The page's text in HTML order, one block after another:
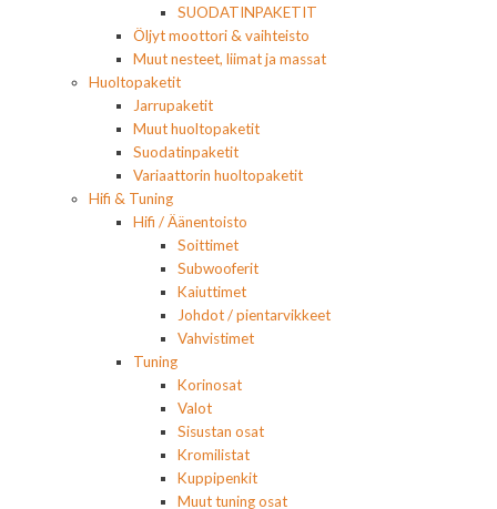
SUODATINPAKETIT
Öljyt moottori & vaihteisto
Muut nesteet, liimat ja massat
Huoltopaketit
Jarrupaketit
Muut huoltopaketit
Suodatinpaketit
Variaattorin huoltopaketit
Hifi & Tuning
Hifi / Äänentoisto
Soittimet
Subwooferit
Kaiuttimet
Johdot / pientarvikkeet
Vahvistimet
Tuning
Korinosat
Valot
Sisustan osat
Kromilistat
Kuppipenkit
Muut tuning osat